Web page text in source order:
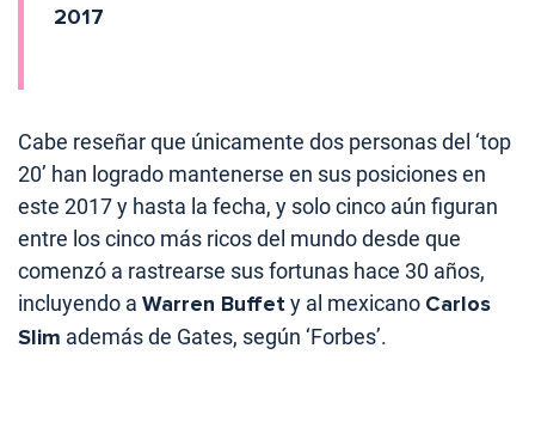
2017
Cabe reseñar que únicamente dos personas del ‘top
20’ han logrado mantenerse en sus posiciones en
este 2017 y hasta la fecha, y solo cinco aún figuran
entre los cinco más ricos del mundo desde que
comenzó a rastrearse sus fortunas hace 30 años,
incluyendo a Warren Buffety al mexicano Carlos
Slim además de Gates, según ‘Forbes’.